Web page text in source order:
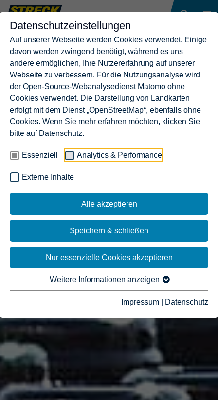
Datenschutzeinstellungen
Auf unserer Webseite werden Cookies verwendet. Einige
davon werden zwingend benötigt, während es uns
andere ermöglichen, Ihre Nutzererfahrung auf unserer
Webseite zu verbessern. Für die Nutzungsanalyse wird
der Open-Source-Webanalysedienst Matomo ohne
Cookies verwendet. Die Darstellung von Landkarten
erfolgt mit dem Dienst „OpenStreetMap“, ebenfalls ohne
Cookies. Wenn Sie mehr erfahren möchten, klicken Sie
bitte auf Datenschutz.
Essenziell Analytics & Performance
Externe Inhalte
Alle akzeptieren
Speichern & schließen
Nur essenzielle Cookies akzeptieren
Weitere Informationen anzeigen
Impressum Datenschutz